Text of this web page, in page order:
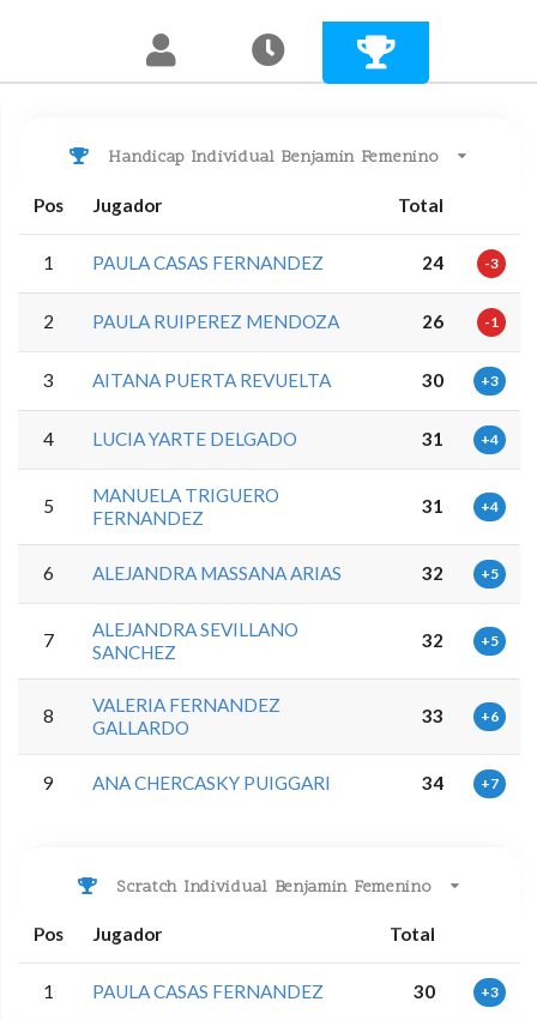
Handicap Individual Benjamin Femenino
Pos Jugador Total
1 PAULA CASAS FERNANDEZ 24 -3
2 PAULA RUIPEREZ MENDOZA 26 -1
3 AITANA PUERTA REVUELTA 30 +3
4 LUCIA YARTE DELGADO 31 +4
5
MANUELA TRIGUERO
FERNANDEZ
31 +4
6 ALEJANDRA MASSANA ARIAS 32 +5
7
ALEJANDRA SEVILLANO
SANCHEZ
32 +5
8
VALERIA FERNANDEZ
GALLARDO
33 +6
9 ANA CHERCASKY PUIGGARI 34 +7
Scratch Individual Benjamin Femenino
Pos Jugador Total
1 PAULA CASAS FERNANDEZ 30 +3